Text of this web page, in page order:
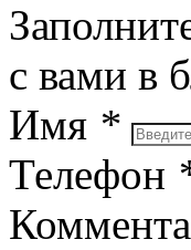
с вами в
Имя *
Телефон